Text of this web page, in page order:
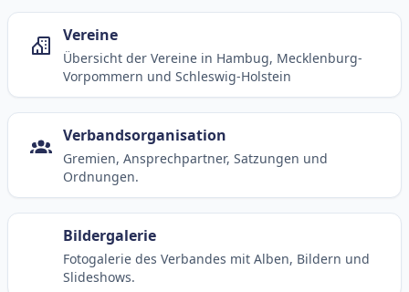
Vereine
Übersicht der Vereine in Hambug, Mecklenburg-
Vorpommern und Schleswig-Holstein
Verbandsorganisation
Gremien, Ansprechpartner, Satzungen und
Ordnungen.
Bildergalerie
Fotogalerie des Verbandes mit Alben, Bildern und
Slideshows.